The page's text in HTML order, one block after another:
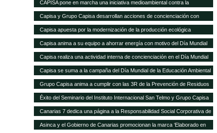
CAPISA pone en marcha una iniciativa medioambiental contra la
contaminación acústica
Capisa y Grupo Capisa desarrollan acciones de concienciación con
motivo del Día Internacional del Agua
Capisa apuesta por la modernización de la producción ecológica
Capisa anima a su equipo a ahorrar energía con motivo del Día Mundial
de la Energía
Capisa realiza una actividad interna de concienciación en el Día Mundial
de la Educación Ambiental
Capisa se suma a la campaña del Día Mundial de la Educación Ambiental
Grupo Capisa anima a cumplir con las 3R de la Prevención de Residuos
Éxito del Seminario del Instituto Internacional San Telmo y Grupo Capisa
destinado al sector primario, la industria agroalimentaria y la distribución
Canarias 7 dedica una página a la Responsabilidad Social Corporativa de
Grupo Capisa
Asinca y el Gobierno de Canarias promocionan la marca ‘Elaborado en